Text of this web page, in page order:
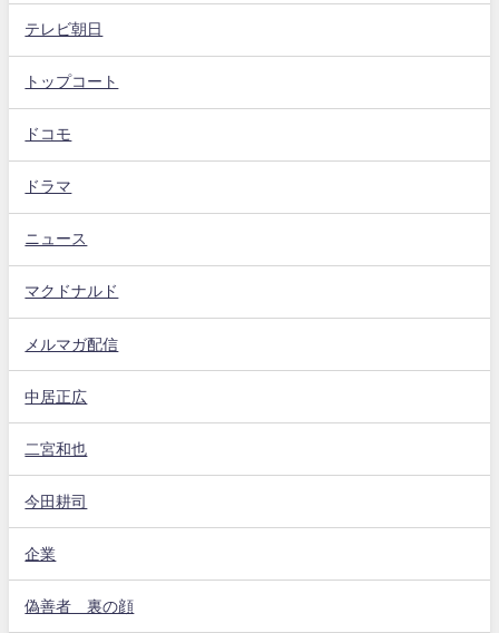
テレビ朝日
トップコート
ドコモ
ドラマ
ニュース
マクドナルド
メルマガ配信
中居正広
二宮和也
今田耕司
企業
偽善者 裏の顔